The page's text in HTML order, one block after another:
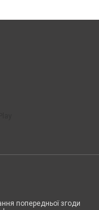
попередньої згоди